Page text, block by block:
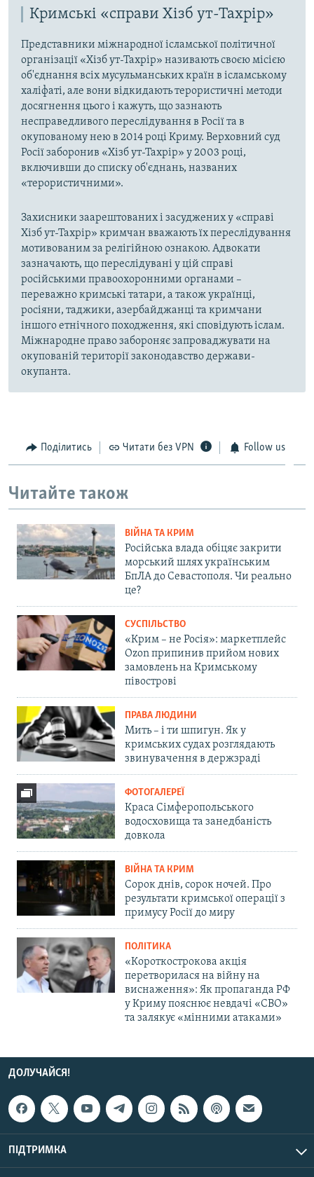
Кримські «справи Хізб ут-Тахрір»
Представники міжнародної ісламської політичної
організації «Хізб ут-Тахрір» називають своєю місією
об'єднання всіх мусульманських країн в ісламському
халіфаті, але вони відкидають терористичні методи
досягнення цього і кажуть, що зазнають
несправедливого переслідування в Росії та в
окупованому нею в 2014 році Криму. Верховний суд
Росії заборонив «Хізб ут-Тахрір» у 2003 році,
включивши до списку об'єднань, названих
«терористичними».
Захисники заарештованих і засуджених у «справі
Хізб ут-Тахрір» кримчан вважають їх переслідування
мотивованим за релігійною ознакою. Адвокати
зазначають, що переслідувані у цій справі
російськими правоохоронними органами –
переважно кримські татари, а також українці,
росіяни, таджики, азербайджанці та кримчани
іншого етнічного походження, які сповідують іслам.
Міжнародне право забороняє запроваджувати на
окупованій території законодавство держави-
окупанта.
Поділитись Читати без VPN Follow us
Читайте також
ВІЙНА ТА КРИМ
Російська влада обіцяє закрити
морський шлях українським
БпЛА до Севастополя. Чи реально
це?
СУСПІЛЬСТВО
«Крим – не Росія»: маркетплейс
Ozon припинив прийом нових
замовлень на Кримському
півострові
ПРАВА ЛЮДИНИ
Мить – і ти шпигун. Як у
кримських судах розглядають
звинувачення в держзраді
ФОТОГАЛЕРЕЇ
Краса Сімферопольського
водосховища та занедбаність
довкола
ВІЙНА ТА КРИМ
Сорок днів, сорок ночей. Про
результати кримської операції з
примусу Росії до миру
ПОЛІТИКА
«Короткострокова акція
перетворилася на війну на
виснаження»: Як пропаганда РФ
у Криму пояснює невдачі «СВО»
та залякує «мінними атаками»
ДОЛУЧАЙСЯ!
ПІДТРИМКА